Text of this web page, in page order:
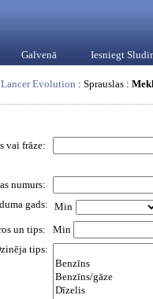
Galvenā Iesniegt
Lancer Evolution : Sprauslas :
vai frāze:
numurs:
gads: Min
un tips:
Min
tips: